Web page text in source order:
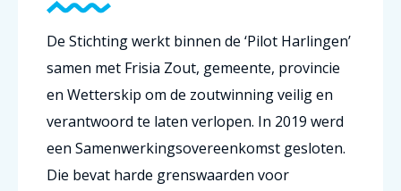
De Stichting werkt binnen de ‘Pilot Harlingen’
samen met Frisia Zout, gemeente, provincie
en Wetterskip om de zoutwinning veilig en
verantwoord te laten verlopen. In 2019 werd
een Samenwerkingsovereenkomst gesloten.
Die bevat harde grenswaarden voor